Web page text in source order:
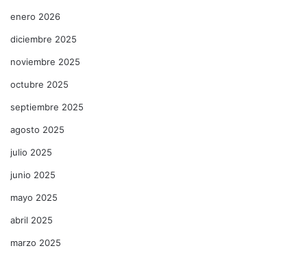
enero 2026
diciembre 2025
noviembre 2025
octubre 2025
septiembre 2025
agosto 2025
julio 2025
junio 2025
mayo 2025
abril 2025
marzo 2025